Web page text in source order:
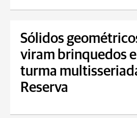
Sólidos
viram brinquedos
turma
Reserva